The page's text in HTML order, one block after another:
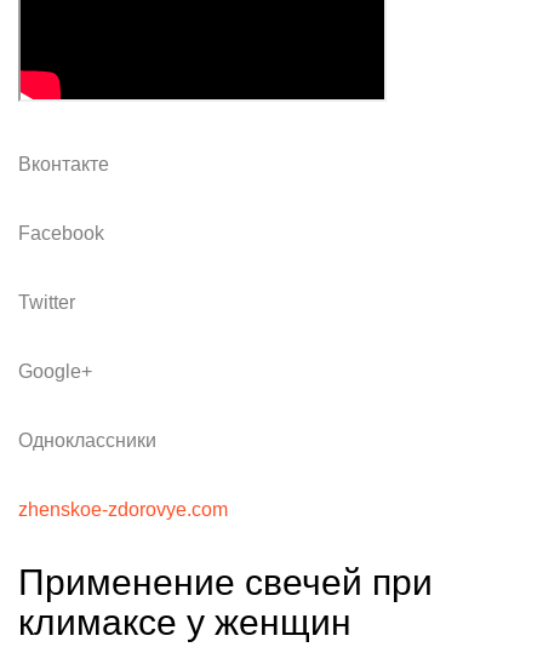
Вконтакте
Facebook
Twitter
Google+
Одноклассники
zhenskoe-zdorovye.com
Применение свечей при
климаксе у женщин